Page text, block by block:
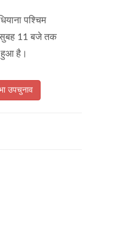
पश्चिम
सुबह 11 बजे तक
हुआ है।
उपचुनाव